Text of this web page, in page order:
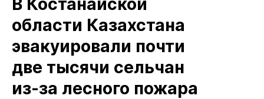
В Костанайской
области Казахстана
эвакуировали почти
две тысячи сельчан
из‑за лесного пожара